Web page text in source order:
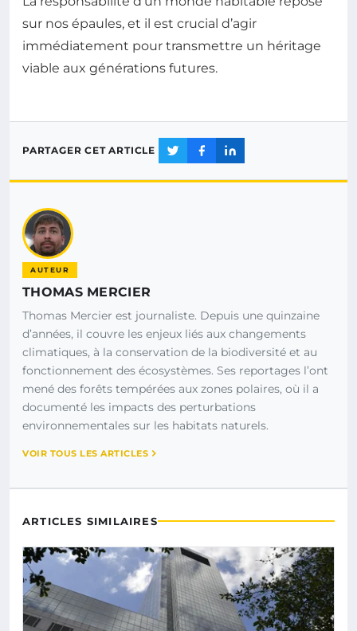
sur nos épaules, et il est crucial d’agir
immédiatement pour transmettre un héritage
viable aux générations futures.
PARTAGER CET ARTICLE
AUTEUR
THOMAS MERCIER
Thomas Mercier est journaliste. Depuis une quinzaine
d’années, il couvre les enjeux liés aux changements
climatiques, à la conservation de la biodiversité et au
fonctionnement des écosystèmes. Ses reportages l’ont
mené des forêts tempérées aux zones polaires, où il a
documenté les impacts des perturbations
environnementales sur les habitats naturels.
VOIR TOUS LES ARTICLES
ARTICLES SIMILAIRES